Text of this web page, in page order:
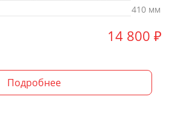
410 мм
14 800 ₽
Подробнее